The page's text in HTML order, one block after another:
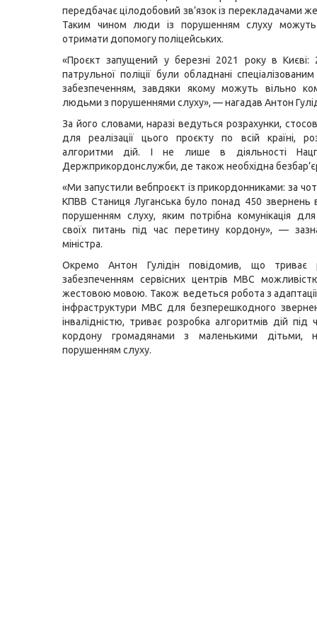
передбачає цілодобовий зв’язок із перекладачами
Таким чином люди із порушенням слуху
отримати допомогу поліцейських.
«Проєкт запущений у березні 2021 року в Києві:
патрульної поліції були обладнані
забезпеченням, завдяки якому можуть вільно
людьми з порушеннями слуху», — нагадав Антон
За його словами, наразі ведуться розрахунки,
для реалізації цього проєкту по всій країні,
алгоритми дій. І не лише в діяльності
Держприкордонслужби, де також необхідна
«Ми запустили вебпроєкт із прикордонниками: за
КПВВ Станиця Луганська було понад 450 звернень
порушенням слуху, яким потрібна комунікація для
своїх питань під час перетину кордону», —
міністра.
Окремо Антон Гулідін повідомив, що триває
забезпеченням сервісних центрів МВС
жестовою мовою. Також ведеться робота з адаптації
інфраструктури МВС для безперешкодного
інвалідністю, триває розробка алгоритмів дій під
кордону громадянами з маленькими дітьми,
порушенням слуху.